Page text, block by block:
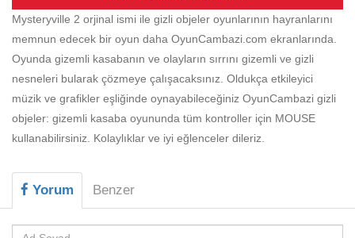
Silah
Basketbol
Beceri
Komik
Mario
Savaş
Hesaplamalar
Oyun
Eğitim Haberleri
Mysteryville 2 orjinal ismi ile gizli objeler oyunlarının hayranlarını
memnun edecek bir oyun daha OyunCambazi.com ekranlarında.
Oyunda gizemli kasabanın ve olayların sırrını gizemli ve gizli
nesneleri bularak çözmeye çalışacaksınız. Oldukça etkileyici
müzik ve grafikler eşliğinde oynayabileceğiniz OyunCambazi gizli
objeler: gizemli kasaba oyununda tüm kontroller için MOUSE
kullanabilirsiniz. Kolaylıklar ve iyi eğlenceler dileriz.
Yorum Benzer